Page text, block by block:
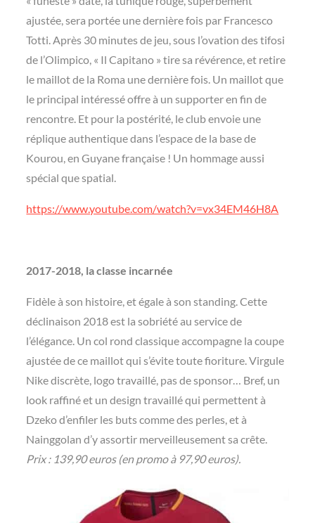
ajustée, sera portée une dernière fois par Francesco
Totti. Après 30 minutes de jeu, sous l’ovation des tifosi
de l’Olimpico, « Il Capitano » tire sa révérence, et retire
le maillot de la Roma une dernière fois. Un maillot que
le principal intéressé offre à un supporter en fin de
rencontre. Et pour la postérité, le club envoie une
réplique authentique dans l’espace de la base de
Kourou, en Guyane française ! Un hommage aussi
spécial que spatial.
https://www.youtube.com/watch?v=vx34EM46H8A
2017-2018, la classe incarnée
Fidèle à son histoire, et égale à son standing. Cette
déclinaison 2018 est la sobriété au service de
l’élégance. Un col rond classique accompagne la coupe
ajustée de ce maillot qui s’évite toute fioriture. Virgule
Nike discrète, logo travaillé, pas de sponsor… Bref, un
look raffiné et un design travaillé qui permettent à
Dzeko d’enfiler les buts comme des perles, et à
Nainggolan d’y assortir merveilleusement sa crête.
Prix : 139,90 euros (en promo à 97,90 euros).